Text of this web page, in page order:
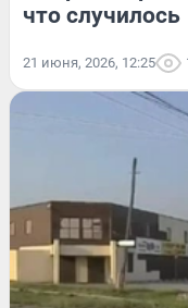
что случилось
21 июня, 2026, 12:25